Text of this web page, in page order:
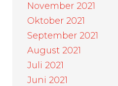
November 2021
Oktober 2021
September 2021
August 2021
Juli 2021
Juni 2021